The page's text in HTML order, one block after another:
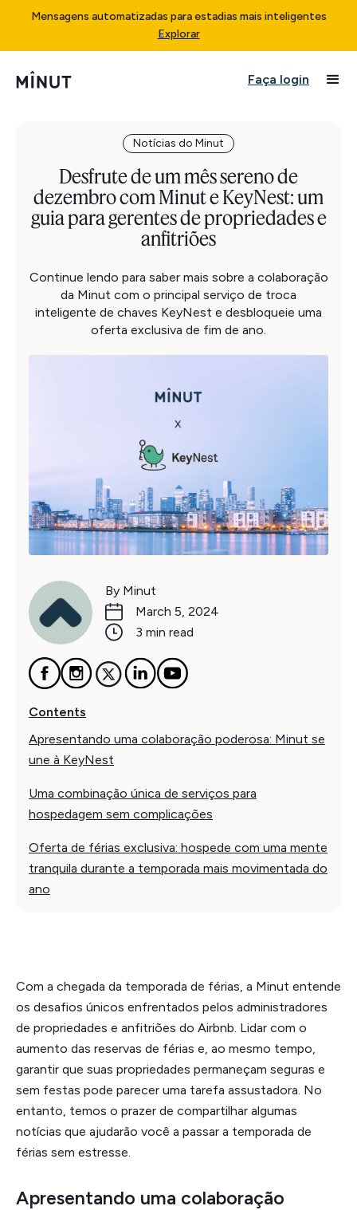
Mensagens automatizadas para estadias mais inteligentes
Explorar
Faça login
Notícias do Minut
Desfrute de um mês sereno de
dezembro com Minut e KeyNest: um
guia para gerentes de propriedades e
anfitriões
Continue lendo para saber mais sobre a colaboração
da Minut com o principal serviço de troca
inteligente de chaves KeyNest e desbloqueie uma
oferta exclusiva de fim de ano.
By Minut
March 5, 2024
3 min read
Contents
Apresentando uma colaboração poderosa: Minut se
une à KeyNest
Uma combinação única de serviços para
hospedagem sem complicações
Oferta de férias exclusiva: hospede com uma mente
tranquila durante a temporada mais movimentada do
ano
Com a chegada da temporada de férias, a Minut entende
os desafios únicos enfrentados pelos administradores
de propriedades e anfitriões do Airbnb. Lidar com o
aumento das reservas de férias e, ao mesmo tempo,
garantir que suas propriedades permaneçam seguras e
sem festas pode parecer uma tarefa assustadora. No
entanto, temos o prazer de compartilhar algumas
notícias que ajudarão você a passar a temporada de
férias sem estresse.
Apresentando uma colaboração